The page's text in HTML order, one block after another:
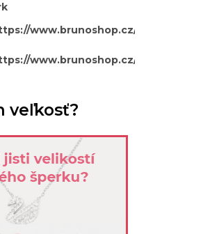
www.brunoshop.cz/user/
www.brunoshop.cz/user/
veľkosť?